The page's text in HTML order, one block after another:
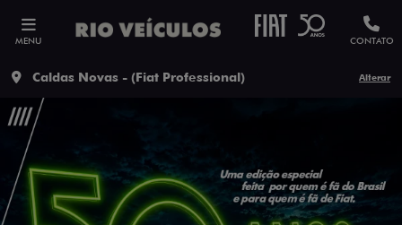
MENU CONTATO
Caldas Novas - (Fiat Professional) Alterar